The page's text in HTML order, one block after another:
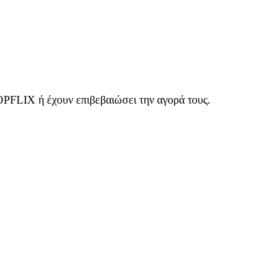
ή έχουν επιβεβαιώσει την αγορά τους.